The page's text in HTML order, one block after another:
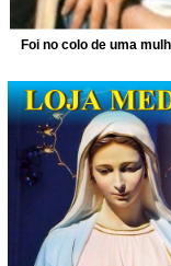
Foi no colo de uma